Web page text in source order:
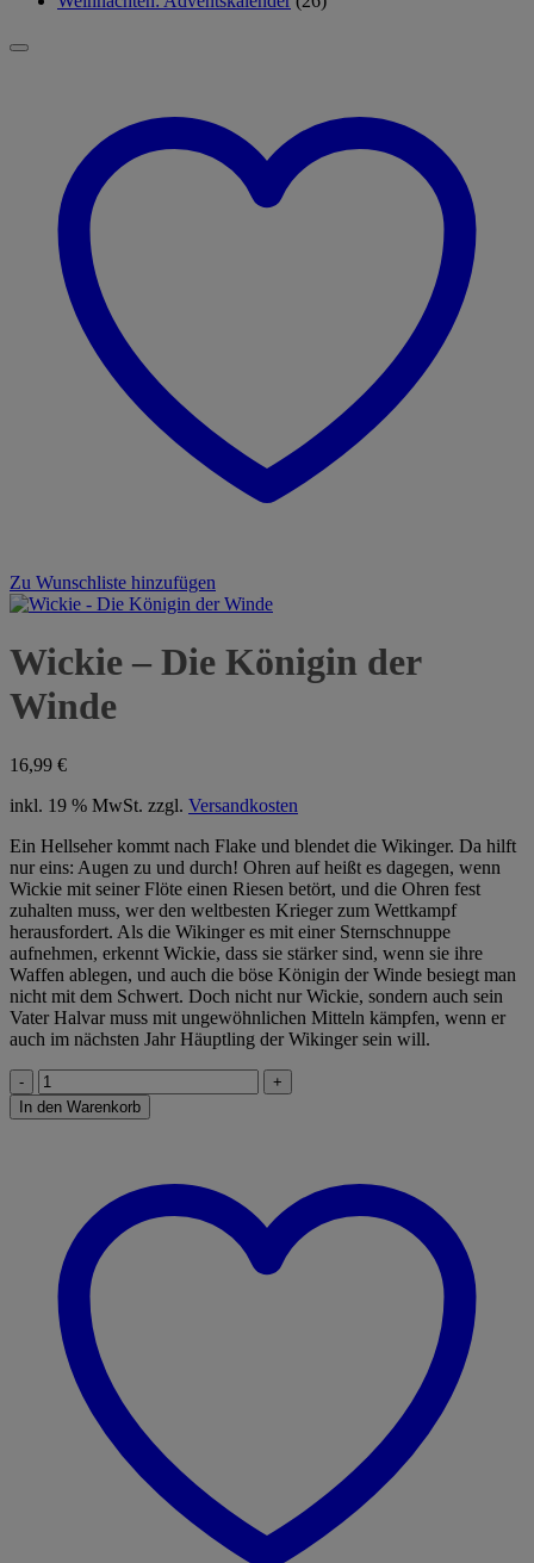
Zu Wunschliste hinzufügen
Wickie – Die Königin der
Winde
16,99 €
inkl. 19 % MwSt. zzgl. Versandkosten
Ein Hellseher kommt nach Flake und blendet die Wikinger. Da hilft
nur eins: Augen zu und durch! Ohren auf heißt es dagegen, wenn
Wickie mit seiner Flöte einen Riesen betört, und die Ohren fest
zuhalten muss, wer den weltbesten Krieger zum Wettkampf
herausfordert. Als die Wikinger es mit einer Sternschnuppe
aufnehmen, erkennt Wickie, dass sie stärker sind, wenn sie ihre
Waffen ablegen, und auch die böse Königin der Winde besiegt man
nicht mit dem Schwert. Doch nicht nur Wickie, sondern auch sein
Vater Halvar muss mit ungewöhnlichen Mitteln kämpfen, wenn er
auch im nächsten Jahr Häuptling der Wikinger sein will.
Wickie
-
Die
In den Warenkorb